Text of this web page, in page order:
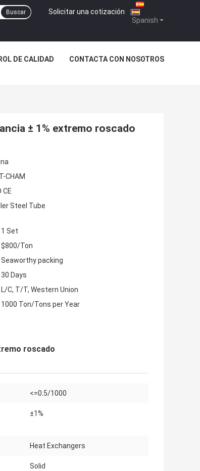
Spanish
Solicitar una cotización |
Buscar
DE CALIDAD CONTACTA CON NOSOTROS
± 1% extremo roscado
CHAM
CE
Steel Tube
1 Set
$800/Ton
Seaworthy packing
30 Days
L/C, T/T, Western Union
1000 Ton/Tons per Year
roscado
<=0.5/1000
±1%
Heat Exchangers
Solid